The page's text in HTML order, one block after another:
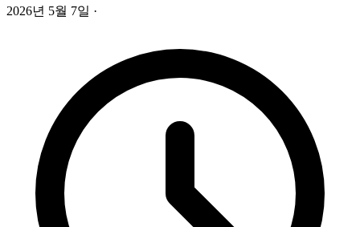
2026년 5월 7일 ·